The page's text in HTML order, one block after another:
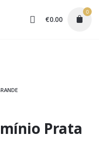
€0.00
0
Prata